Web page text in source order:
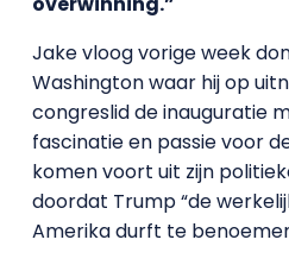
Jake vloog vorige week
Washington waar hij op
congreslid de inauguratie
fascinatie en passie voor
komen voort uit zijn
doordat Trump “de
Amerika durft te